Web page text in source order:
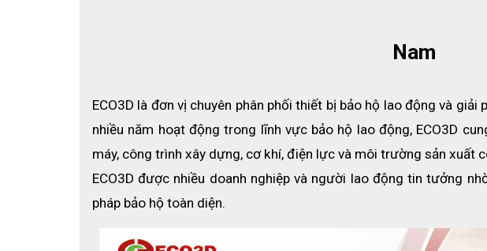
Bộ sơ cứu loại B cỡ lớn
Nam
ECO3D là đơn vị chuyên phân phối thiết bị bảo hộ lao động và
nhiều năm hoạt động trong lĩnh vực bảo hộ lao động, ECO3D
máy, công trình xây dựng, cơ khí, điện lực và môi trường sản xuất
ECO3D được nhiều doanh nghiệp và người lao động tin tưởng
pháp bảo hộ toàn diện.